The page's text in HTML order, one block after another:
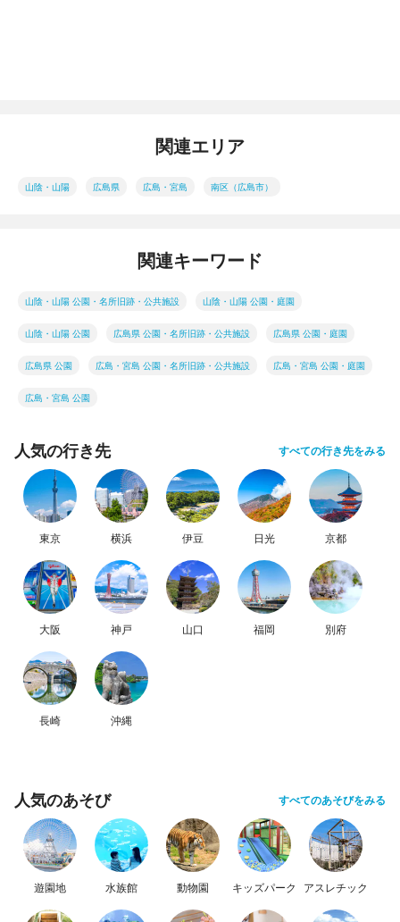
関連エリア
山陰・山陽 広島県 広島・宮島 南区（広島市）
関連キーワード
山陰・山陽 公園・名所旧跡・公共施設 山陰・山陽 公園・庭園
山陰・山陽 公園 広島県 公園・名所旧跡・公共施設 広島県 公園・庭園
広島県 公園 広島・宮島 公園・名所旧跡・公共施設 広島・宮島 公園・庭園
広島・宮島 公園
人気の行き先 すべての行き先をみる
東京 横浜 伊豆 日光 京都
大阪 神戸 山口 福岡 別府
長崎 沖縄
人気のあそび すべてのあそびをみる
遊園地 水族館 動物園 キッズパーク アスレチック